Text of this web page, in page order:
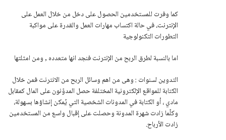
كما وفرت للمستخدمين الحصول على دخل من خلال العمل على
الإنترنت، في حالة اكتساب مهارات العمل والقدرة على مواكبة
التطورات التكنولوجية
اما بالنسبة لطرق الربح من الإنترنت فنجد انها متعدده , ومن امثلتها
التدوين لسنوات : وهى من اهم وسائل الربح من الانترنت فمن خلال
الكتابة للمواقع الإلكترونية المختلفة حصل المدوّنون على المال كمقابل
مادي ، أو الكتابة في المدونات الشخصية التي يُمكن إنشاؤها بسهولة،
وكلّما زادت شهرة المدونة وحصلت على إقبال واسع من المستخدمين
زادت الأرباح.